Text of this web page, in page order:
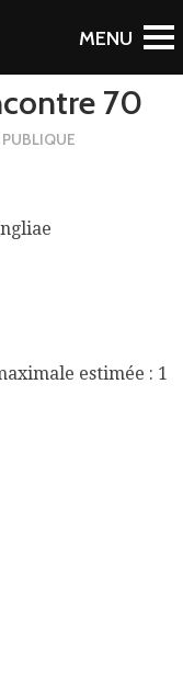
70
PUBLIQUE
estimée : 1